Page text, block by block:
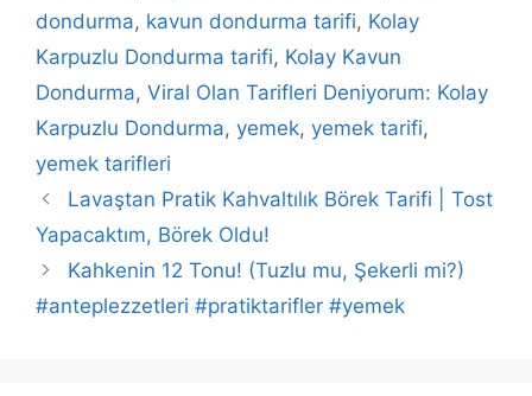
dondurma, kavun dondurma tarifi, Kolay
Karpuzlu Dondurma tarifi, Kolay Kavun
Dondurma, Viral Olan Tarifleri Deniyorum: Kolay
Karpuzlu Dondurma, yemek, yemek tarifi,
yemek tarifleri
Lavaştan Pratik Kahvaltılık Börek Tarifi | Tost
Yapacaktım, Börek Oldu!
Kahkenin 12 Tonu! (Tuzlu mu, Şekerli mi?)
#anteplezzetleri #pratiktarifler #yemek